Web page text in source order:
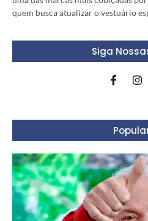
quem busca atualizar o vestuário
Siga